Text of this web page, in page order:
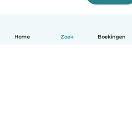
Home Zoek Boekingen